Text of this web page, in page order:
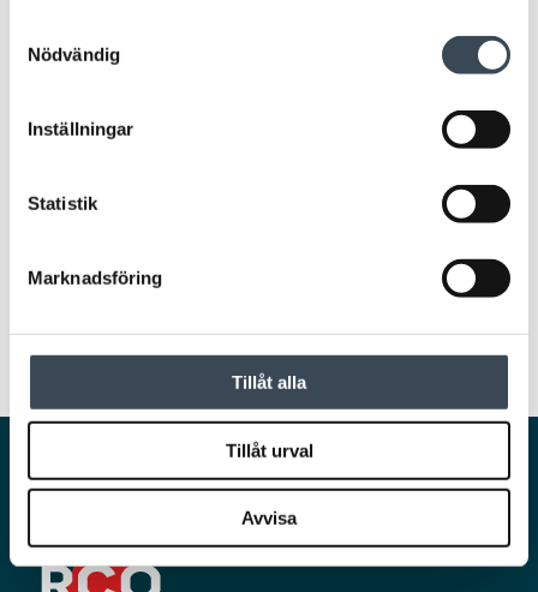
Nödvändig
Inställningar
Statistik
Marknadsföring
Tillåt alla
Tillåt urval
Avvisa
TILLBEHÖR 509
Smarta och säkra lösningar för en trygg och